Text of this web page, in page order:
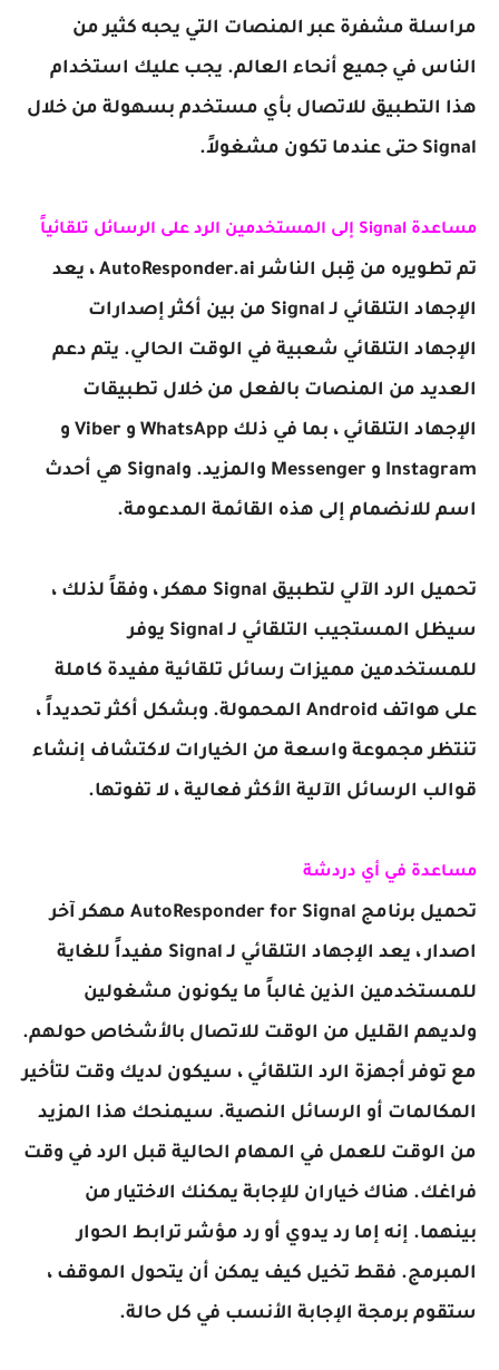
مراسلة مشفرة عبر المنصات التي يحبه كثير من
الناس في جميع أنحاء العالم. يجب عليك استخدام
هذا التطبيق للاتصال بأي مستخدم بسهولة من خلال
Signal حتى عندما تكون مشغولاً.
مساعدة Signal إلى المستخدمين الرد على الرسائل تلقائياً
تم تطويره من قِبل الناشر AutoResponder.ai ، يعد
الإجهاد التلقائي لـ Signal من بين أكثر إصدارات
الإجهاد التلقائي شعبية في الوقت الحالي. يتم دعم
العديد من المنصات بالفعل من خلال تطبيقات
الإجهاد التلقائي ، بما في ذلك WhatsApp و Viber و
Instagram و Messenger والمزيد. وSignal هي أحدث
اسم للانضمام إلى هذه القائمة المدعومة.
تحميل الرد الآلي لتطبيق Signal مهكر ، وفقاً لذلك ،
سيظل المستجيب التلقائي لـ Signal يوفر
للمستخدمين مميزات رسائل تلقائية مفيدة كاملة
على هواتف Android المحمولة. وبشكل أكثر تحديداً ،
تنتظر مجموعة واسعة من الخيارات لاكتشاف إنشاء
قوالب الرسائل الآلية الأكثر فعالية ، لا تفوتها.
مساعدة في أي دردشة
تحميل برنامج AutoResponder for Signal مهكر آخر
اصدار ، يعد الإجهاد التلقائي لـ Signal مفيداً للغاية
للمستخدمين الذين غالباً ما يكونون مشغولين
ولديهم القليل من الوقت للاتصال بالأشخاص حولهم.
مع توفر أجهزة الرد التلقائي ، سيكون لديك وقت لتأخير
المكالمات أو الرسائل النصية. سيمنحك هذا المزيد
من الوقت للعمل في المهام الحالية قبل الرد في وقت
فراغك. هناك خياران للإجابة يمكنك الاختيار من
بينهما. إنه إما رد يدوي أو رد مؤشر ترابط الحوار
المبرمج. فقط تخيل كيف يمكن أن يتحول الموقف ،
ستقوم برمجة الإجابة الأنسب في كل حالة.